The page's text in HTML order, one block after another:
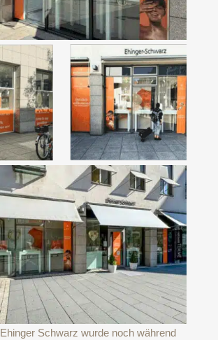
Ehinger Schwarz wurde noch während